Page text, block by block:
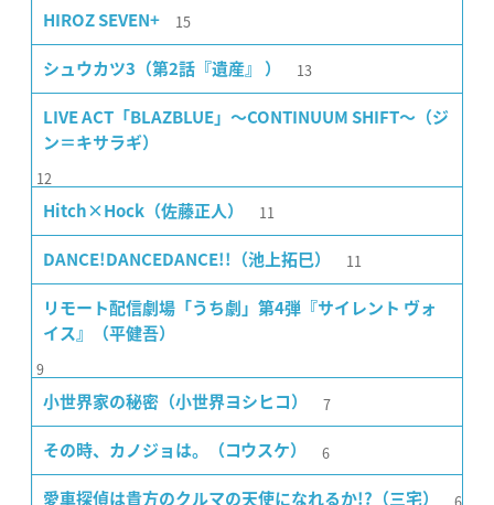
HIROZ SEVEN+ 15
シュウカツ3（第2話『遺産』 ） 13
LIVE ACT「BLAZBLUE」〜CONTINUUM SHIFT〜（ジ
ン＝キサラギ）
12
Hitch×Hock（佐藤正人） 11
DANCE!DANCEDANCE!!（池上拓巳） 11
リモート配信劇場「うち劇」第4弾『サイレント ヴォ
イス』（平健吾）
9
小世界家の秘密（小世界ヨシヒコ） 7
その時、カノジョは。（コウスケ） 6
愛車探偵は貴方のクルマの天使になれるか!?（三宅） 6